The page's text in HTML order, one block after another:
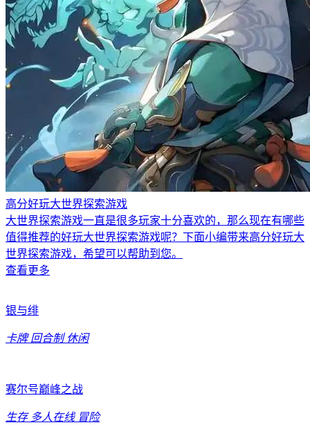
高分好玩大世界探索游戏
大世界探索游戏一直是很多玩家十分喜欢的，那么现在有哪些
值得推荐的好玩大世界探索游戏呢？下面小编带来高分好玩大
世界探索游戏，希望可以帮助到您。
查看更多
银与绯
卡牌 回合制 休闲
赛尔号巅峰之战
生存 多人在线 冒险